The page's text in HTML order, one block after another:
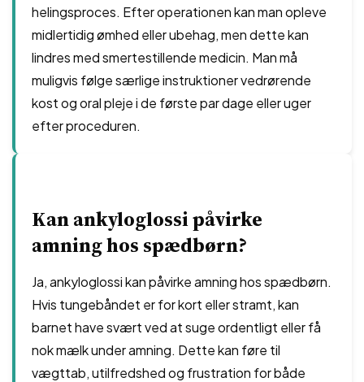
helingsproces. Efter operationen kan man opleve
midlertidig ømhed eller ubehag, men dette kan
lindres med smertestillende medicin. Man må
muligvis følge særlige instruktioner vedrørende
kost og oral pleje i de første par dage eller uger
efter proceduren.
Kan ankyloglossi påvirke
amning hos spædbørn?
Ja, ankyloglossi kan påvirke amning hos spædbørn.
Hvis tungebåndet er for kort eller stramt, kan
barnet have svært ved at suge ordentligt eller få
nok mælk under amning. Dette kan føre til
vægttab, utilfredshed og frustration for både